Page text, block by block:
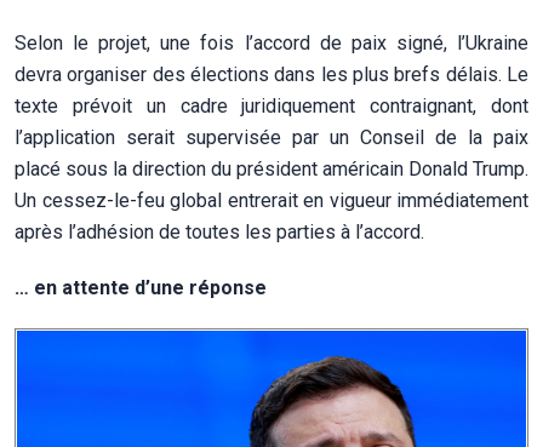
Selon le projet, une fois l’accord de paix signé, l’Ukraine
devra organiser des élections dans les plus brefs délais. Le
texte prévoit un cadre juridiquement contraignant, dont
l’application serait supervisée par un Conseil de la paix
placé sous la direction du président américain Donald Trump.
Un cessez-le-feu global entrerait en vigueur immédiatement
après l’adhésion de toutes les parties à l’accord.
… en attente d’une réponse